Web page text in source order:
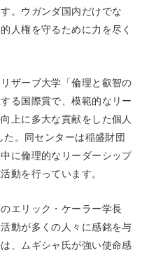
。ウガンダ国内だけでな
人権を守るために力を尽く
ザーブ大学「倫理と叡智の
る国際賞で、模範的なリー
上に多大な貢献をした個人
。同センターは稲盛財団
に倫理的なリーダーシップ
動を行っています。
エリック・ケーラー学長
動が多くの人々に感銘を与
、ムギシャ氏が強い使命感